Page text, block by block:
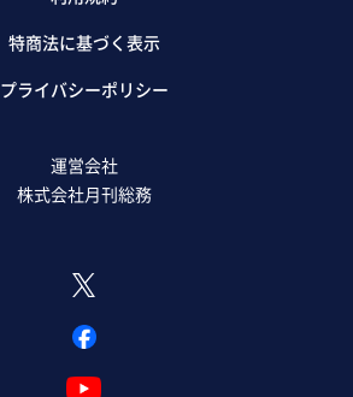
特商法に基づく表示
プライバシーポリシー
運営会社
株式会社月刊総務